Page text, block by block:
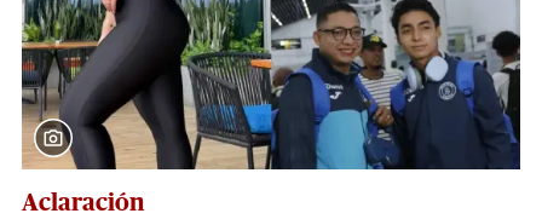
Aclaración